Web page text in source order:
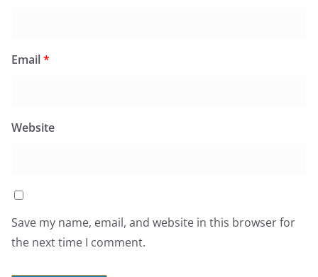
Email*
Website
Save my name, email, and website in this browser for
the next time I comment.